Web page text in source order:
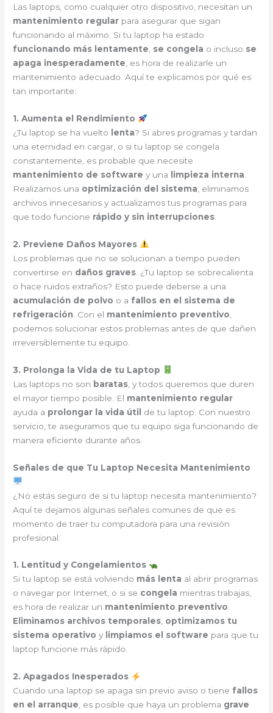
Las laptops, como cualquier otro dispositivo, necesitan un
mantenimiento regular para asegurar que sigan
funcionando al máximo. Si tu laptop ha estado
funcionando más lentamente se congela o incluso se
apaga inesperadamente , es hora de realizarle un
mantenimiento adecuado. Aquí te explicamos por qué es
tan importante:
1. Aumenta el Rendimiento
¿Tu laptop se ha vuelto
lenta? Si abres programas y tardan
una eternidad en cargar, o si tu laptop se congela
constantemente, es probable que necesite
mantenimiento de software y una limpieza interna
Realizamos una optimización del sistema , eliminamos
archivos innecesarios y actualizamos tus programas para
que todo funcione rápido y sin interrupciones
2. Previene Daños Mayores
Los problemas que no se solucionan a tiempo pueden
convertirse en daños graves . ¿Tu laptop se sobrecalienta
o hace ruidos extraños? Esto puede deberse a una
acumulación de polvo o a fallos en el sistema de
refrigeración . Con el mantenimiento preventivo
podemos solucionar estos problemas antes de que dañen
irreversiblemente tu equipo.
3. Prolonga la Vida de tu Laptop
Las laptops no son baratas , y todos queremos que duren
el mayor tiempo posible. El mantenimiento regular
ayuda a prolongar la vida útil
de tu laptop. Con nuestro
servicio, te aseguramos que tu equipo siga funcionando de
manera eficiente durante años.
Señales de que Tu Laptop Necesita Mantenimiento
¿No estás seguro de si tu laptop necesita mantenimiento?
Aquí te dejamos algunas señales comunes de que es
momento de traer tu computadora para una revisión
profesional:
1. Lentitud y Congelamientos
Si tu laptop se está volviendo más lenta al abrir programas
o navegar por Internet, o si se congela mientras trabajas,
es hora de realizar un mantenimiento preventivo.
Eliminamos archivos temporales, optimizamos tu
sistema operativo y limpiamos el software para que tu
laptop funcione más rápido.
2. Apagados Inesperados
Cuando una laptop se apaga sin previo aviso o tiene fallos
en el arranque, es posible que haya un problema grave